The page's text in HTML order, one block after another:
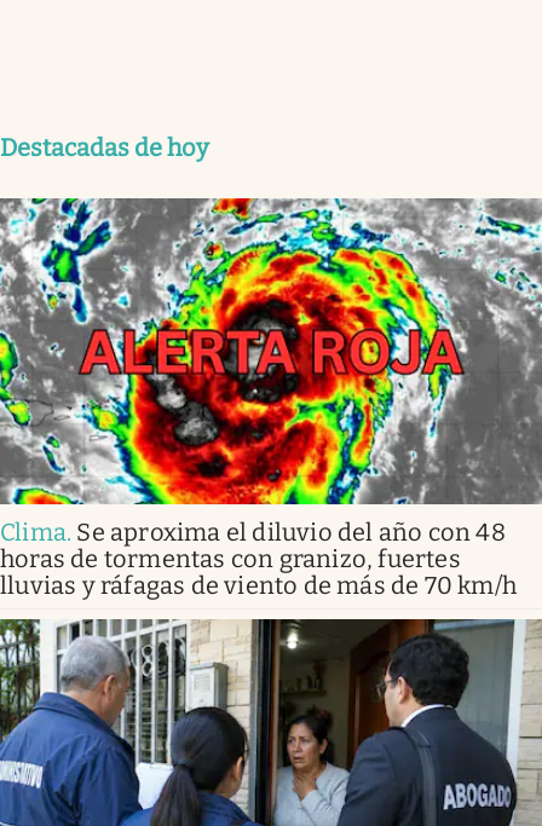
Destacadas de hoy
Clima. Se aproxima el diluvio del año con 48
horas de tormentas con granizo, fuertes
lluvias y ráfagas de viento de más de 70 km/h